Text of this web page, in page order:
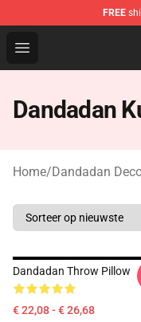
FREE
Open menu
Dandadan Shop
Dandadan
Home/Dandadan
Dandadan Throw Pillow
€ 22,08 - € 26,68